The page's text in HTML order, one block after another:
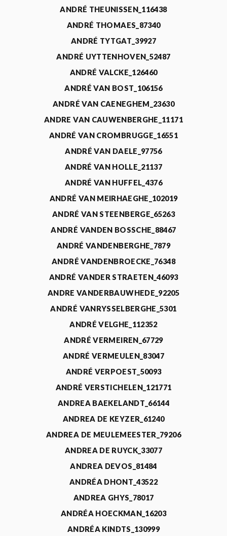
ANDRÉ THEUNISSEN_116438
ANDRÉ THOMAES_87340
ANDRÉ TYTGAT_39927
ANDRÉ UYTTENHOVEN_52487
ANDRÉ VALCKE_126460
ANDRÉ VAN BOST_106156
ANDRÉ VAN CAENEGHEM_23630
ANDRE VAN CAUWENBERGHE_11171
ANDRÉ VAN CROMBRUGGE_16551
ANDRÉ VAN DAELE_97756
ANDRÉ VAN HOLLE_21137
ANDRÉ VAN HUFFEL_4376
ANDRÉ VAN MEIRHAEGHE_102019
ANDRÉ VAN STEENBERGE_65263
ANDRÉ VANDEN BOSSCHE_88467
ANDRÉ VANDENBERGHE_7879
ANDRÉ VANDENBROECKE_76348
ANDRÉ VANDER STRAETEN_46093
ANDRE VANDERBAUWHEDE_92205
ANDRÉ VANRYSSELBERGHE_5301
ANDRÉ VELGHE_112352
ANDRÉ VERMEIREN_67729
ANDRÉ VERMEULEN_83047
ANDRÉ VERPOEST_50093
ANDRÉ VERSTICHELEN_121771
ANDREA BAEKELANDT_66144
ANDREA DE KEYZER_61240
ANDREA DE MEULEMEESTER_79206
ANDREA DE RUYCK_33077
ANDREA DEVOS_81484
ANDRÉA DHONT_43522
ANDREA GHYS_78017
ANDRÉA HOECKMAN_16203
ANDRÉA KINDTS_130999